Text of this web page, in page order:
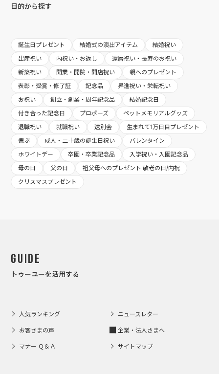
目的から探す
誕生日プレゼント 結婚式の演出アイテム
結婚祝い
出産祝い
内祝い・お返し
還暦祝い・長寿のお祝い
新築祝い
開業・開院・開店祝い
親へのプレゼント
表彰・受賞・修了証
記念品
昇進祝い・栄転祝い
お祝い
創立・創業・周年記念品
結婚記念日
付き合った記念日
プロポーズ
ペットメモリアルグッズ
退職祝い
就職祝い 送別会
生まれて1万日目プレゼント
偲ぶ
成人・二十歳の誕生日祝い
バレンタイン
ホワイトデー
卒園・卒業記念品
入学祝い・入園記念品
母の日
父の日
祖父母へのプレゼント 敬老の日/内祝
クリスマスプレゼント
Guide
トゥーユーを活用する
人気ランキング ニュースレター
お客さまの声 企業・法人さまへ
マナー Ｑ＆Ａ サイトマップ